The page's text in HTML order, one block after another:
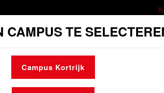
CAMPUS TE
Campus Kortrijk